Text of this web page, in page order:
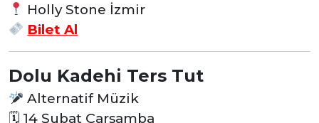
Holly Stone İzmir
Bilet Al
Dolu Kadehi Ters Tut
Alternatif Müzik
🗓 14 Şubat Çarşamba